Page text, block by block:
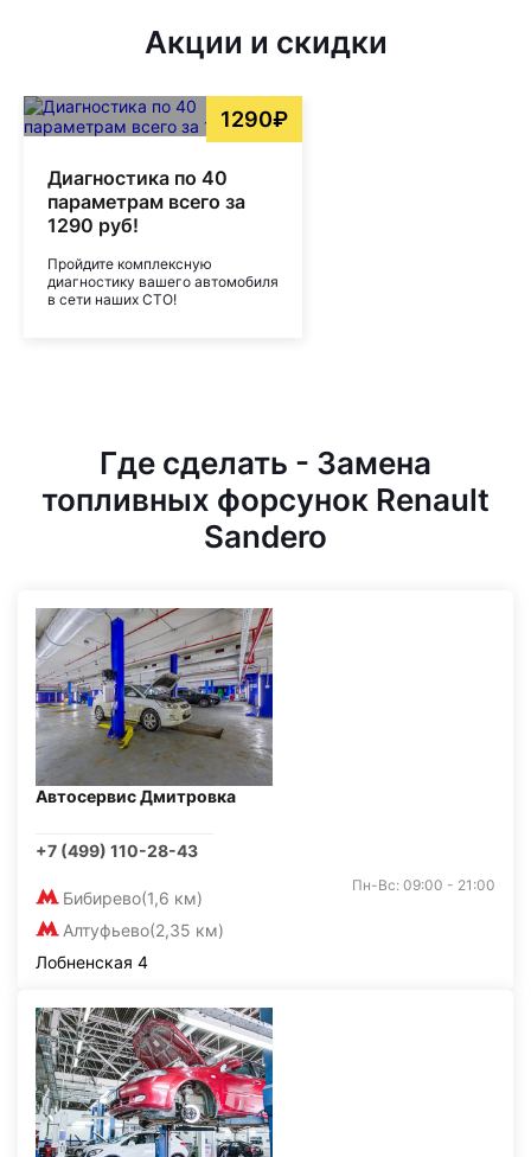
Акции и скидки
1290₽
Диагностика по 40
параметрам всего за
1290 руб!
Пройдите комплексную
диагностику вашего автомобиля
в сети наших СТО!
Где сделать - Замена
топливных форсунок Renault
Sandero
Автосервис Дмитровка
+7 (499) 110-28-43
Бибирево(1,6 км)
Алтуфьево(2,35 км)
Пн-Вс: 09:00 - 21:00
Лобненская 4